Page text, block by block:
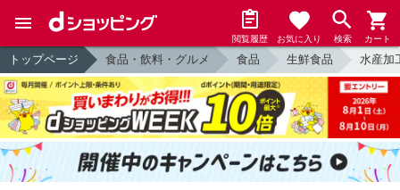
閲覧履歴 お気に入り 検索 カート
トップページ 食品・飲料・グルメ 食品 生鮮食品 水産加